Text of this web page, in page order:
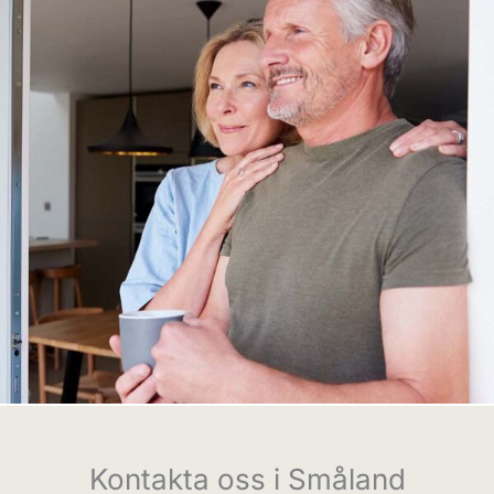
Kontakta oss i Småland